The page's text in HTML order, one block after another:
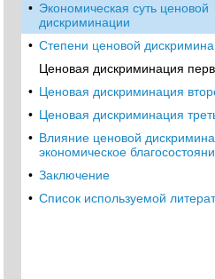
• Экономическая суть ценовой
дискриминации
• Степени ценовой
Ценовая дискриминация
• Ценовая дискриминация
• Ценовая дискриминация
• Влияние ценовой
экономическое
• Заключение
• Список используемой